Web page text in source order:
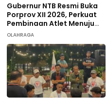
Gubernur NTB Resmi Buka
Porprov XII 2026, Perkuat
Pembinaan Atlet Menuju
PON 2028
OLAHRAGA